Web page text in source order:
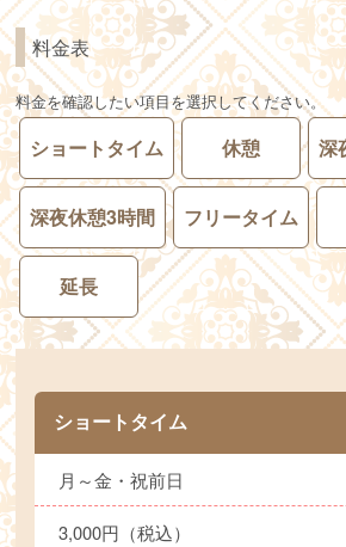
料金表
料金を確認したい項目を選択してください。
ショートタイム 休憩 深
深夜休憩3時間 フリータイム
延長
ショートタイム
月～金・祝前日
3,000円（税込）